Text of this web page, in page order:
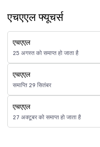
एचएएल फ्यूचर्स
एचएएल
25 अगस्त को समाप्त हो जाता है
एचएएल
समाप्ति 29 सितंबर
एचएएल
27 अक्टूबर को समाप्त हो जाता है